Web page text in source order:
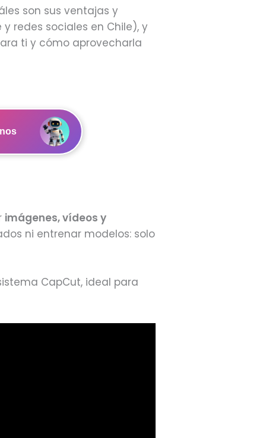
son sus ventajas y
redes sociales en Chile), y
ti y cómo aprovecharla
imágenes, vídeos y
ni entrenar modelos: solo
CapCut, ideal para